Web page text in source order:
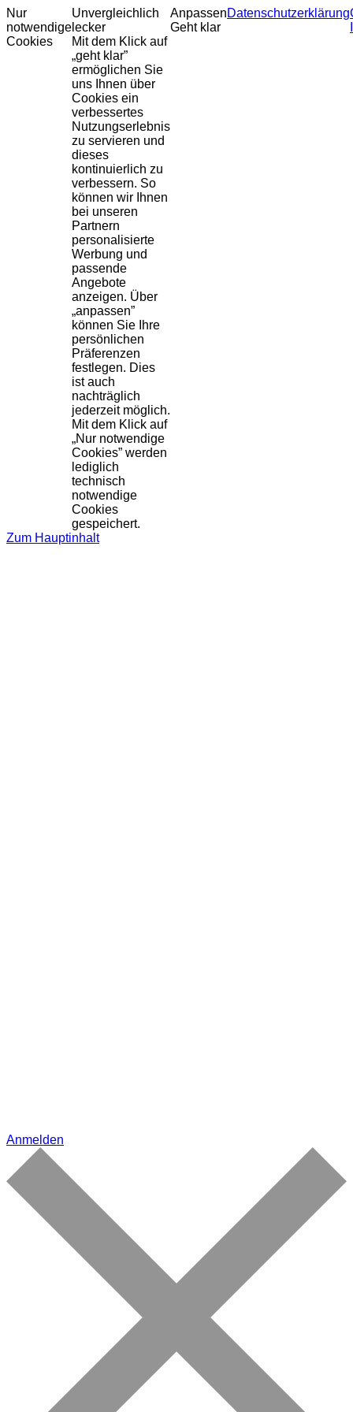
Nur
notwendige
Cookies
Unvergleichlich
lecker
Mit dem Klick auf
„geht klar”
ermöglichen Sie
uns Ihnen über
Cookies ein
verbessertes
Nutzungserlebnis
zu servieren und
dieses
kontinuierlich zu
verbessern. So
können wir Ihnen
bei unseren
Partnern
personalisierte
Werbung und
passende
Angebote
anzeigen. Über
„anpassen”
können Sie Ihre
persönlichen
Präferenzen
festlegen. Dies
ist auch
nachträglich
jederzeit möglich.
Mit dem Klick auf
„Nur notwendige
Cookies” werden
lediglich
technisch
notwendige
Cookies
gespeichert.
Anpassen
Geht klar
Datenschutzerklärung
Zum Hauptinhalt
Anmelden